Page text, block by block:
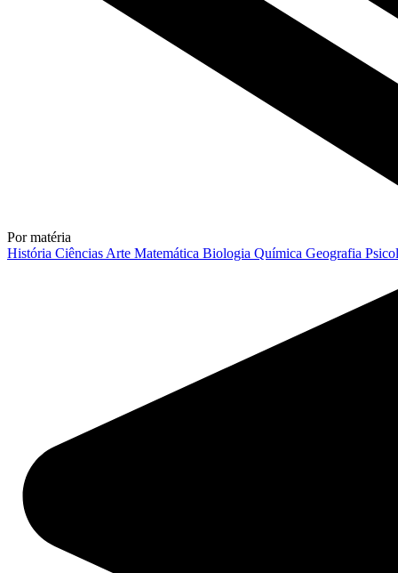
Por matéria
História Ciências Arte Matemática Biologia Química Geografia